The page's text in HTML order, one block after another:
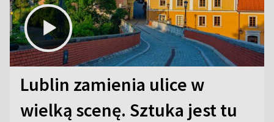
Lublin zamienia ulice w
wielką scenę. Sztuka jest tu